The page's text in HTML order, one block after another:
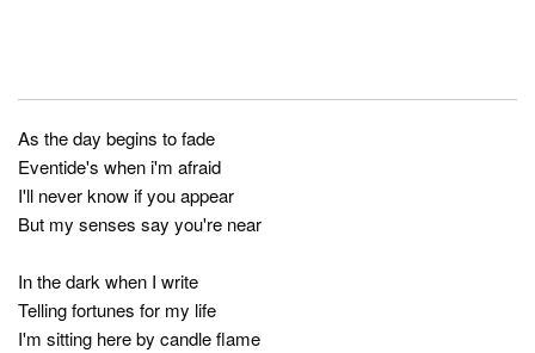
As the day begins to fade
Eventide's when i'm afraid
I'll never know if you appear
But my senses say you're near
In the dark when I write
Telling fortunes for my life
I'm sitting here by candle flame